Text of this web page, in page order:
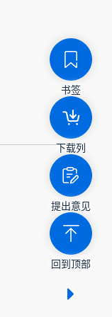
书签
下载列
提出意见
回到顶部